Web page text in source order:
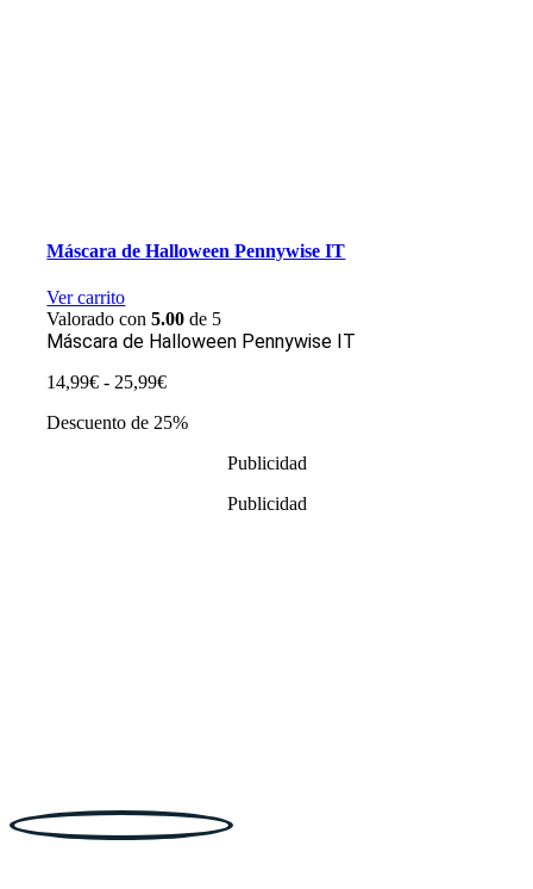
Máscara de Halloween Pennywise IT
Ver carrito
Valorado con5.00 de 5
Máscara de Halloween Pennywise IT
14,99€ - 25,99€Rango
precios:
Descuento de 25%
Publicidad
Publicidad